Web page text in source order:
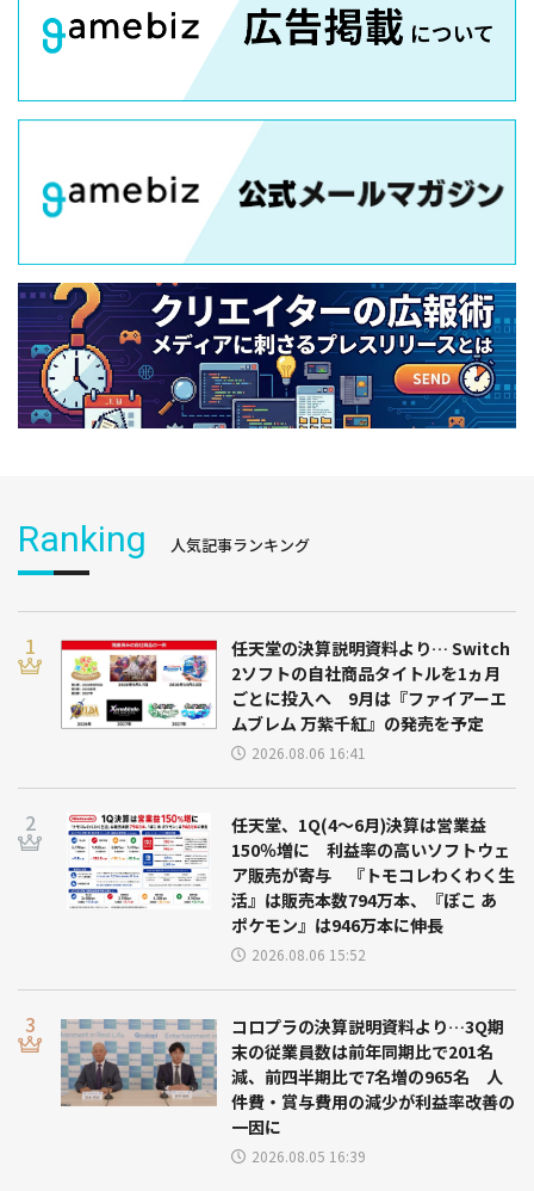
Ranking 人気記事ランキング
任天堂の決算説明資料より… Switch
2ソフトの自社商品タイトルを1ヵ月
ごとに投入へ 9月は『ファイアーエ
ムブレム 万紫千紅』の発売を予定
2026.08.06 16:41
任天堂、1Q(4～6月)決算は営業益
150％増に 利益率の高いソフトウェ
ア販売が寄与 『トモコレわくわく生
活』は販売本数794万本、『ぽこ あ
ポケモン』は946万本に伸長
2026.08.06 15:52
コロプラの決算説明資料より…3Q期
末の従業員数は前年同期比で201名
減、前四半期比で7名増の965名 人
件費・賞与費用の減少が利益率改善の
一因に
2026.08.05 16:39